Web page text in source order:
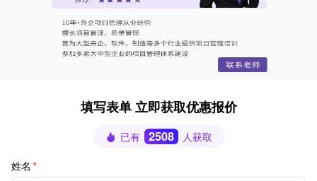
填写表单 立即获取优惠报价
已有 2508 人获取
姓名